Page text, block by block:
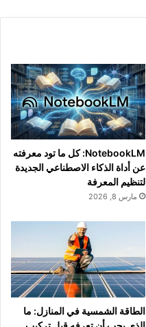
NotebookLM: كل ما تود معرفته
عن أداة الذكاء الاصطناعي الجديدة
لتنظيم المعرفة
مارس 8, 2026
الطاقة الشمسية في المنازل: ما